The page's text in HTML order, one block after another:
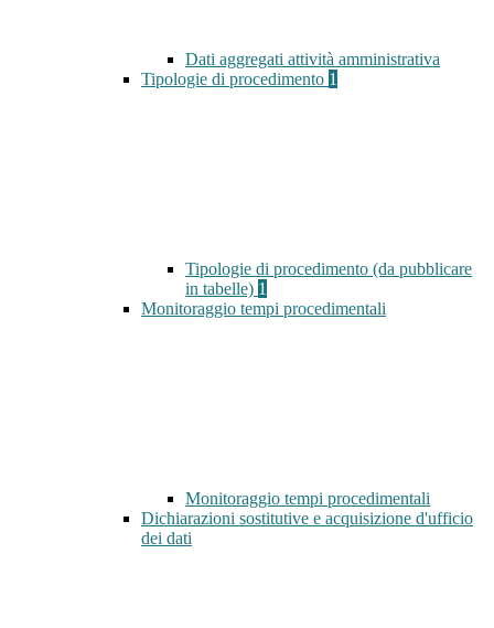
Dati aggregati attività amministrativa
Tipologie di procedimento 1
Tipologie di procedimento (da pubblicare
in tabelle) 1
Monitoraggio tempi procedimentali
Monitoraggio tempi procedimentali
Dichiarazioni sostitutive e acquisizione d'ufficio
dei dati